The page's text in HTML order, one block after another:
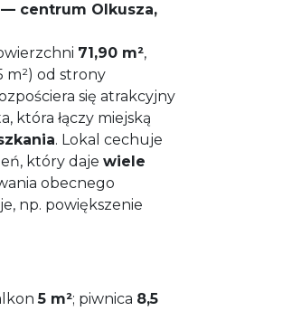
— centrum Olkusza,
71,90 m²,
m²) od strony
się atrakcyjny
która łączy miejską
. Lokal cechuje
który daje wiele
obecnego
np. powiększenie
5 m²; piwnica 8,5